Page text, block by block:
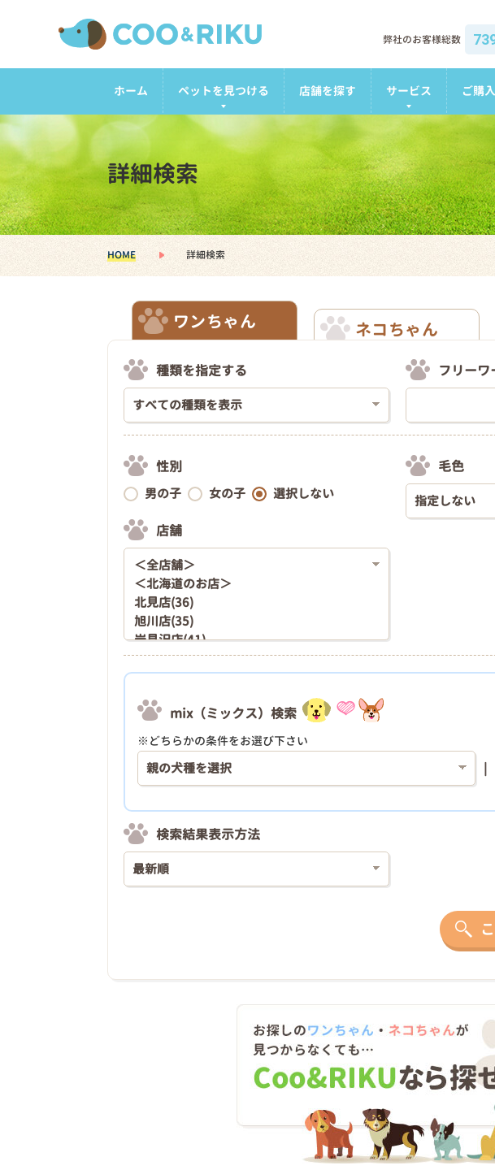
弊社のお客様総数
ホーム ペットを見つける 店舗を探す サービス ご購
詳細検索
HOME 詳細検索
ワンちゃん ネコちゃん
種類を指定する フリーワ
性別
男の子 女の子 選択しない
店舗
毛色
mix（ミックス）検索
※どちらかの条件をお選び下さい
検索結果表示方法